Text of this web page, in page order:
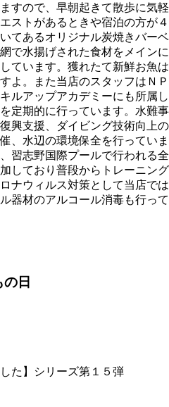
すので、早朝起きて散歩に気軽
ストがあるときや宿泊の方が４
てあるオリジナル炭焼きバーベ
で水揚げされた食材をメインに
ています。獲れたて新鮮お魚は
よ。また当店のスタッフはＮＰ
ルアップアカデミーにも所属し
定期的に行っています。水難事
興支援、ダイビング技術向上の
、水辺の環境保全を行っていま
習志野国際プールで行われる全
しており普段からトレーニング
ナウィルス対策として当店では
器材のアルコール消毒も行って
日
た】シリーズ第１５弾